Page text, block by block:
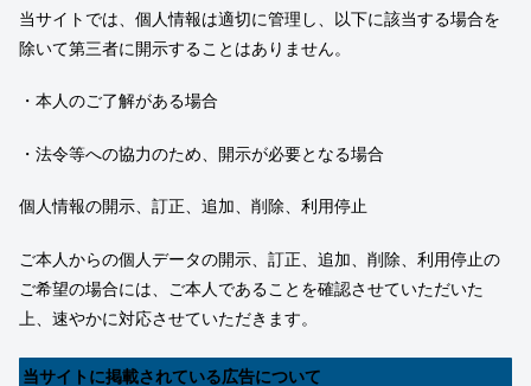
当サイトでは、個人情報は適切に管理し、以下に該当する場合を
除いて第三者に開示することはありません。
・本人のご了解がある場合
・法令等への協力のため、開示が必要となる場合
個人情報の開示、訂正、追加、削除、利用停止
ご本人からの個人データの開示、訂正、追加、削除、利用停止の
ご希望の場合には、ご本人であることを確認させていただいた
上、速やかに対応させていただきます。
当サイトに掲載されている広告について